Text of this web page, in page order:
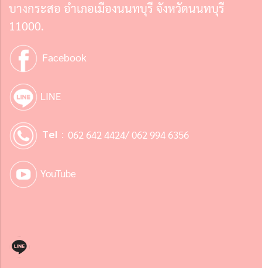
บางกระสอ อำเภอเมืองนนทบุรี จังหวัดนนทบุรี
11000.
Facebook
LINE
Tel : 062 642 4424/ 062 994 6356
YouTube